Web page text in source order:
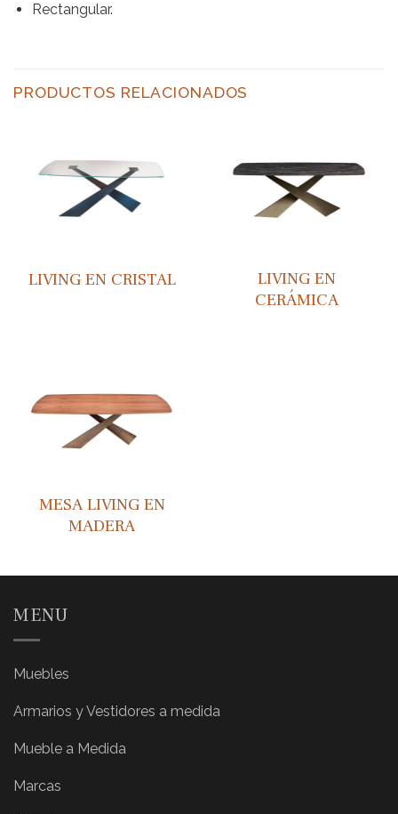
Rectangular.
PRODUCTOS RELACIONADOS
LIVING EN CRISTAL
LIVING EN
CERÁMICA
MESA LIVING EN
MADERA
MENU
Muebles
Armarios y Vestidores a medida
Mueble a Medida
Marcas